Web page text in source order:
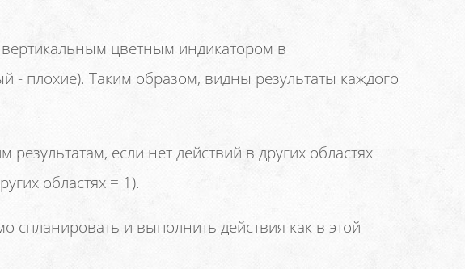
цветным индикатором в
- плохие). Таким образом, видны результаты каждого
если нет действий в других областях
областях = 1).
спланировать и выполнить действия как в этой